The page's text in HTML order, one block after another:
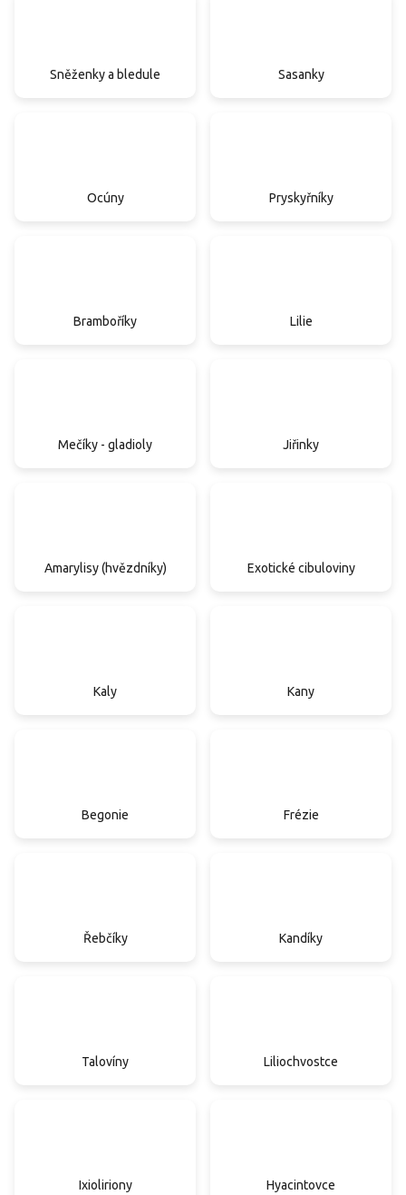
Sněženky a bledule Sasanky
Ocúny Pryskyřníky
Bramboříky Lilie
Mečíky - gladioly Jiřinky
Amarylisy (hvězdníky) Exotické cibuloviny
Kaly Kany
Begonie Frézie
Řebčíky Kandíky
Talovíny Liliochvostce
Ixioliriony Hyacintovce